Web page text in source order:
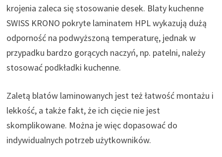
krojenia zaleca się stosowanie desek. Blaty kuchenne
SWISS KRONO pokryte laminatem HPL wykazują dużą
odporność na podwyższoną temperaturę, jednak w
przypadku bardzo gorących naczyń, np. patelni, należy
stosować podkładki kuchenne.
Zaletą blatów laminowanych jest też łatwość montażu i
lekkość, a także fakt, że ich cięcie nie jest
skomplikowane. Można je więc dopasować do
indywidualnych potrzeb użytkowników.